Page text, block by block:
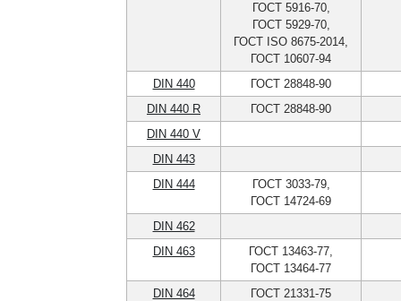
ГОСТ 5916-70,
ГОСТ 5929-70,
ГОСТ ISO 8675-2014,
ГОСТ 10607-94
DIN 440
ГОСТ 28848-90
DIN 440 R
ГОСТ 28848-90
DIN 440 V
DIN 443
DIN 444
ГОСТ 3033-79,
ГОСТ 14724-69
DIN 462
DIN 463
ГОСТ 13463-77,
ГОСТ 13464-77
DIN 464
ГОСТ 21331-75